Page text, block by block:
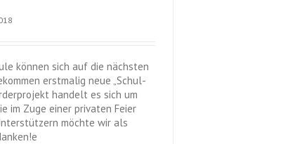
können sich auf die nächsten
erstmalig neue „Schul-
handelt es sich um
im Zuge einer privaten Feier
möchte wir als